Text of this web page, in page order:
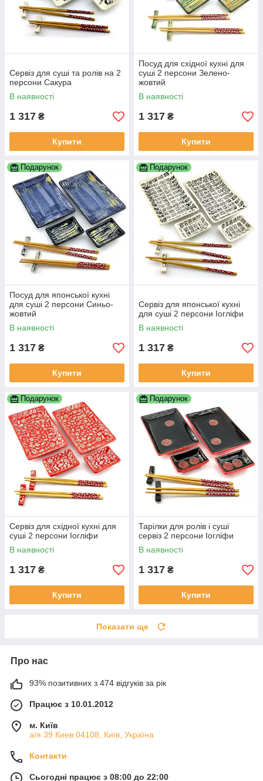
Сервіз для суші та ролів на 2
персони Сакура
В наявності
1 317 ₴
Купити
Посуд для східної кухні для
суші 2 персони Зелено-
жовтий
В наявності
1 317 ₴
Купити
Подарунок
Посуд для японської кухні
для суші 2 персони Синьо-
жовтий
В наявності
1 317 ₴
Купити
Подарунок
Сервіз для японської кухні
для суші 2 персони Іогліфи
В наявності
1 317 ₴
Купити
Подарунок
Сервіз для східної кухні для
суші 2 персони Іогліфи
В наявності
1 317 ₴
Купити
Подарунок
Тарілки для ролів і суші
сервіз 2 персони Іогліфи
В наявності
1 317 ₴
Купити
Показати ще
Про нас
93% позитивних з 474 відгуків за рік
Працює з 10.01.2012
м. Київ
а/я 39 Киев 04108, Київ, Україна
Контакти
Сьогодні працює з 08:00 до 22:00